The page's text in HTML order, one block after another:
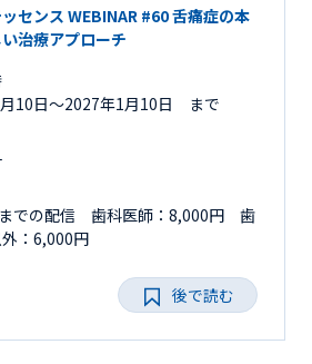
センス WEBINAR #60 舌痛症の本
治療アプローチ
10日〜2027年1月10日 まで
での配信 歯科医師：8,000円 歯
：6,000円
後で読む